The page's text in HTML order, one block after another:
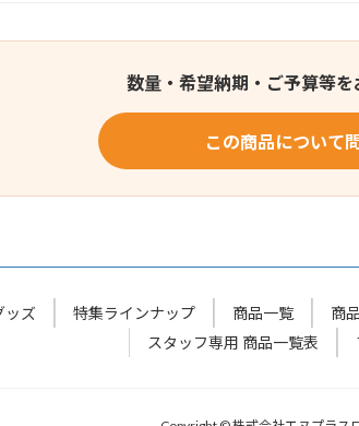
数量・希望納期・ご予算等を
この商品について
ッズ 特集ラインナップ 商品一覧 商
スタッフ専用 商品一覧表